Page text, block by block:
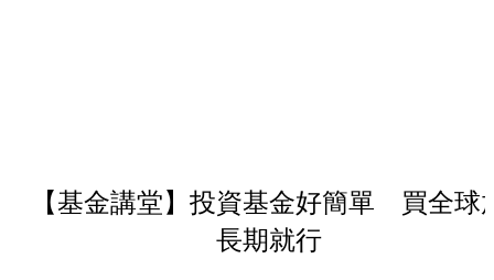
【基金講堂】投資基金好簡單 買全球
長期就行